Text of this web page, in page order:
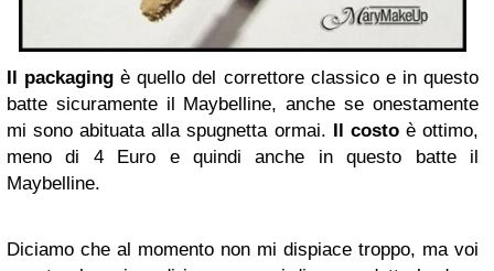
Il packaging è quello del correttore classico e in questo
batte sicuramente il Maybelline, anche se onestamente
mi sono abituata alla spugnetta ormai.
Il costoè ottimo,
meno di 4 Euro e quindi anche in questo batte il
Maybelline.
Diciamo che al momento non mi dispiace troppo, ma voi